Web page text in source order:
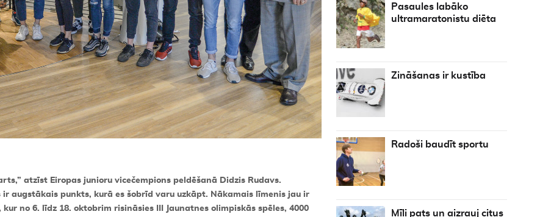
” atzīst Eiropas junioru vicečempions peld ēšanā Didzis Rudavs.
ir augstākais punkts, kurā es šobrīd varu uzkāpt. Nā kamais līmenis jau ir
kur no 6. līdz 18. oktobrim risināsies III Jaunatnes olimpiskās spēles, 4000
Pasaules labāko
ultramaratonistu diēta
Zināšanas ir kustība
Radoši baudīt sportu
Mīli pats un aizrauj citus